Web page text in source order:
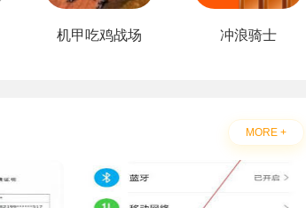
机甲吃鸡战场 冲浪骑士
MORE +